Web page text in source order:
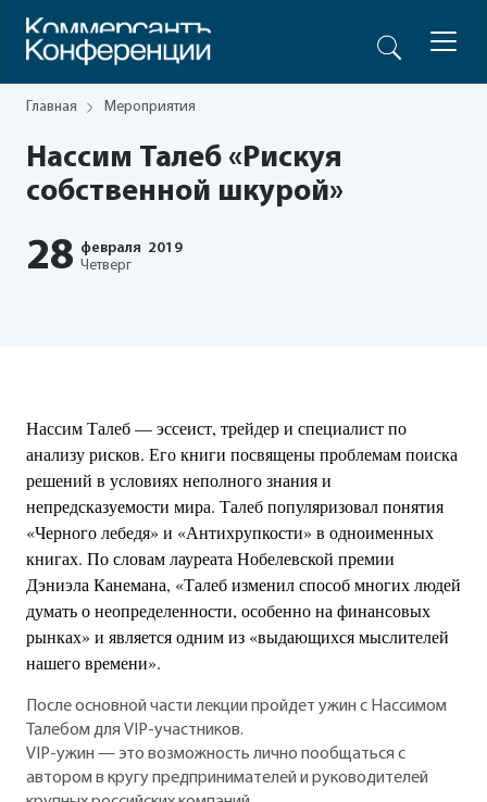
Главная Мероприятия
Нассим Талеб «Рискуя
собственной шкурой»
28 февраля 2019
Четверг
Нассим Талеб — эссеист, трейдер и специалист по
анализу рисков. Его книги посвящены проблемам поиска
решений в условиях неполного знания и
непредсказуемости мира. Талеб популяризовал понятия
«Черного лебедя» и «Антихрупкости» в одноименных
книгах. По словам лауреата Нобелевской премии
Дэниэла Канемана, «Талеб изменил способ многих людей
думать о неопределенности, особенно на финансовых
рынках» и является одним из «выдающихся мыслителей
нашего времени».
После основной части лекции пройдет ужин c Нассимом
Талебом для VIP-участников.
VIP-ужин — это возможность лично пообщаться с
автором в кругу предпринимателей и руководителей